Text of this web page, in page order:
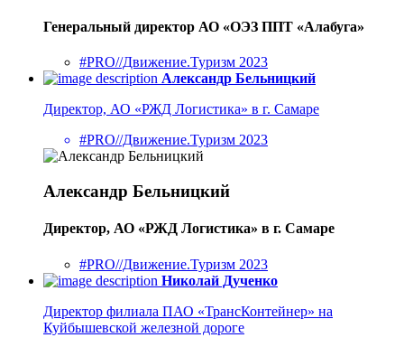
Генеральный директор АО «ОЭЗ ППТ «Алабуга»
#PRO//Движение.Туризм 2023
Александр Бельницкий
Директор, АО «РЖД Логистика» в г. Самаре
#PRO//Движение.Туризм 2023
Александр Бельницкий
Директор, АО «РЖД Логистика» в г. Самаре
#PRO//Движение.Туризм 2023
Николай Дученко
Директор филиала ПАО «ТрансКонтейнер» на
Куйбышевской железной дороге